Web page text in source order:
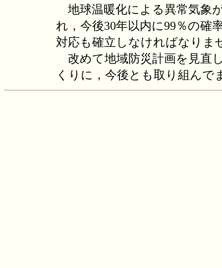
地球温暖化による異常気象
れ，今後30年以内に99％の確
対応も確立しなければなりま
改めて地域防災計画を見直
くりに，今後とも取り組ん